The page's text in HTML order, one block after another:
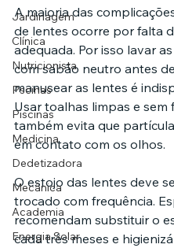
Jardinagem
Clínica
Nutricionista
Pscinas
Piscinas
Medicina
Dedetizadora
Mecânica
Academia
Energia Solar
A maioria das
de lentes ocorre por falta
adequada. Por isso lavar
com sabão neutro antes de
manusear as lentes é
Usar toalhas limpas e sem
também evita que
em contato com os olhos.
O estojo das lentes deve
trocado com frequência.
recomendam substituir o
cada três meses e